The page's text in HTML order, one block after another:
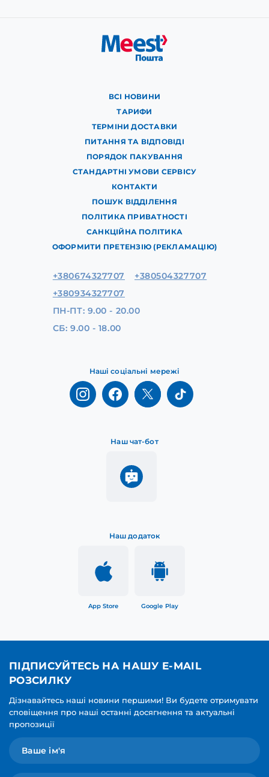
ВСІ НОВИНИ
ТАРИФИ
ТЕРМІНИ ДОСТАВКИ
ПИТАННЯ ТА ВІДПОВІДІ
ПОРЯДОК ПАКУВАННЯ
СТАНДАРТНІ УМОВИ СЕРВІСУ
КОНТАКТИ
ПОШУК ВІДДІЛЕННЯ
ПОЛІТИКА ПРИВАТНОСТІ
САНКЦІЙНА ПОЛІТИКА
ОФОРМИТИ ПРЕТЕНЗІЮ (РЕКЛАМАЦІЮ)
Наш додаток
App Store Google Play
Наш чат-бот
Наші соціальні мережі
+380674327707
+380504327707
+380934327707
ПН-ПТ: 9.00 - 20.00
СБ: 9.00 - 18.00
ПІДПИСУЙТЕСЬ НА НАШУ E-MAIL
РОЗСИЛКУ
Дізнавайтесь наші новини першими! Ви будете отримувати
сповіщення про наші останні досягнення та актуальні
пропозиції